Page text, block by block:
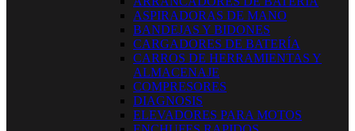
ASPIRADORAS DE MANO
BANDEJAS Y BIDONES
CARGADORES DE BATERÍA
CARROS DE HERRAMIENTAS Y
ALMACENAJE
COMPRESORES
DIAGNOSIS
ELEVADORES PARA MOTOS